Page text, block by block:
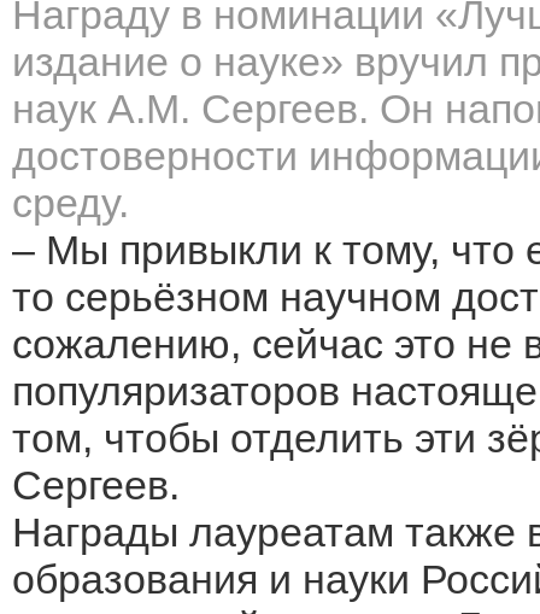
Награду в номинации
издание о науке» вручил
наук А.М. Сергеев. Он
достоверности
среду.
– Мы привыкли к тому, что
то серьёзном научном
сожалению, сейчас это не
популяризаторов
том, чтобы отделить эти
Сергеев.
Награды лауреатам также
образования и науки